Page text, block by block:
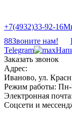
+7(4932)33-92-16
88Звоните нам!
Telegram
Заказать звонок
Адрес:
Иваново, ул.
Режим работы: Пн-
Электронная почта:
Соцсети и